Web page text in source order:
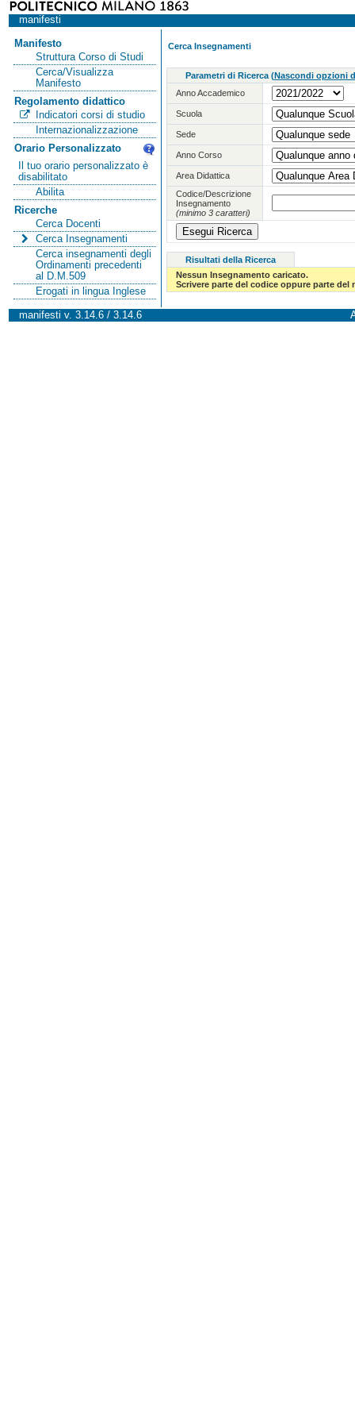
manifesti
Manifesto
Struttura Corso di Studi
Cerca/Visualizza
Manifesto
Regolamento didattico
Indicatori corsi di studio
Internazionalizzazione
Orario Personalizzato
Il tuo orario personalizzato è
disabilitato
Abilita
Ricerche
Cerca Docenti
Cerca Insegnamenti
Cerca insegnamenti degli
Ordinamenti precedenti
al D.M.509
Erogati in lingua Inglese
Cerca Insegnamenti
Parametri di Ricerca (Nascondi opzioni
Anno Accademico
Scuola
Sede
Anno Corso
Area Didattica
Codice/Descrizione
Insegnamento
(minimo 3 caratteri)
Risultati della Ricerca
Nessun Insegnamento caricato.
Scrivere parte del codice oppure parte
manifesti v. 3.14.6 / 3.14.6